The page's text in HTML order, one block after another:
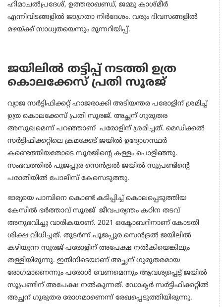
ഹിമാചല്‍പ്രദേശ്, ഉത്തരാഖണ്ഡ്, ജമ്മു കാശ്മീര്‍
എന്നിവിടങ്ങളില്‍ ജാഗ്രതാ നിര്‍ദേശം. വരും ദിവസങ്ങളില്‍
മഴയ്ക്ക് സാധ്യതയെന്നും മുന്നറിയിപ്പ്.
ജയിലില്‍ തട്ടിപ്പ് നടത്തി ഉത്ര
കൊലക്കേസ് പ്രതി സൂരജ്‌
വ്യാജ സർട്ടിഫിക്കറ്റ് ഹാജരാക്കി അടിയന്തര പരോളിന് ശ്രമിച്ച്
ഉത്ര കൊലക്കേസ് പ്രതി സൂരജ്. അച്ഛന് ഗുരുതര
അസുഖമെന്ന് പറഞ്ഞാണ് പരോളിന് ശ്രമിച്ചത്. മെഡിക്കൽ
സർട്ടിഫിക്കറ്റിലെ ക്രമക്കേട് ജയിൽ ഉദ്യോഗസ്ഥർ
കണ്ടെത്തിയതോടെ സൂരജിന്റെ കള്ളം പൊളിഞ്ഞു.
സംഭവത്തിൽ പൂജപ്പുര സെൻട്രൽ ജയിൽ സൂപ്രണ്ടിന്റെ
പരാതിയിൽ പോലീസ് കേസെടുത്തു.
ഭാര്യയെ പാമ്പിനെ കൊണ്ട് കടിപ്പിച്ച് കൊലപ്പെടുത്തിയ
കേസില്‍ ഭർത്താവ് സൂരജ് ജീവപര്യന്തം കഠിന തടവ്
അനുഭവിച്ചു വാരികയാണ്. 2021 ഒക്ടോബറിനാണ് കോടതി
ശിക്ഷ വിധിച്ചത്. തുടർന്ന് പൂ‍ജപ്പുര സെൻട്രൽ ജയിലിൽ
കഴിയുന്ന സൂരജ് പരോളിന് അപേക്ഷ നൽകിയെങ്കിലും
തള്ളിയിരുന്നു. ഇതിനിടെയാണ് അച്ഛന് ഗുരുതരമായ
രോഗമാണെന്നും പരോള്‍ വേണമെന്നും ആവശ്യപ്പെട്ട് ജയിൽ
സൂപ്രണ്ടിന് അപേക്ഷ നൽകുന്നത്. ഡോക്ടർ സർട്ടിഫിക്കറ്റിൽ
അച്ഛന് ഗുരുതര രോഗമാണെന്ന് രേഖപ്പെടുത്തിയിരുന്നു.